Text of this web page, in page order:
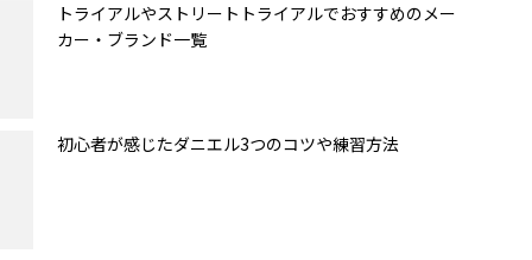
トライアルやストリートトライアルでおすすめのメー
カー・ブランド一覧
初心者が感じたダニエル3つのコツや練習方法